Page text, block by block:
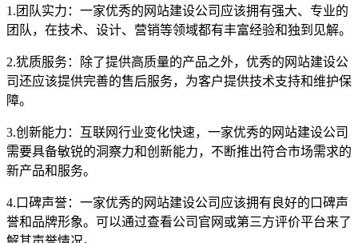
1.团队实力：一家优秀的网站建设公司应该拥有强大、专业的
团队，在技术、设计、营销等领域都有丰富经验和独到见解。
2.犹质服务：除了提供高质量的产品之外，优秀的网站建设公
司还应该提供完善的售后服务，为客户提供技术支持和维护保
障。
3.创新能力：互联网行业变化快速，一家优秀的网站建设公司
需要具备敏锐的洞察力和创新能力，不断推出符合市场需求的
新产品和服务。
4.口碑声誉：一家优秀的网站建设公司应该拥有良好的口碑声
誉和品牌形象。可以通过查看公司官网或第三方评价平台来了